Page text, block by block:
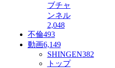
ブチャ
ンネル
2,048
不倫493
動画6,149
SHINGEN382
トップ